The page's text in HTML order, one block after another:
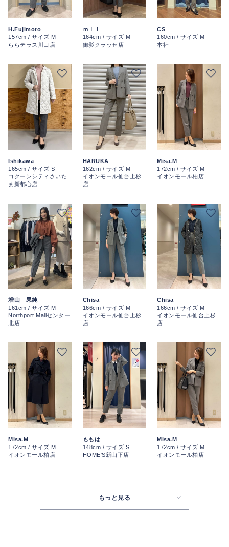
H.Fujimoto
157cm / サイズ M
ららテラス川口店
ｍｉｉ
164cm / サイズ M
御影クラッセ店
CS
160cm / サイズ M
本社
Ishikawa
165cm / サイズ S
コクーンシティさいた
ま新都心店
HARUKA
162cm / サイズ M
イオンモール仙台上杉
店
Misa.M
172cm / サイズ M
イオンモール柏店
増山 果純
161cm / サイズ M
Northport Mallセンター
北店
Chisa
166cm / サイズ M
イオンモール仙台上杉
店
Chisa
166cm / サイズ M
イオンモール仙台上杉
店
Misa.M
172cm / サイズ M
イオンモール柏店
ももは
148cm / サイズ S
HOME'S新山下店
Misa.M
172cm / サイズ M
イオンモール柏店
もっと見る